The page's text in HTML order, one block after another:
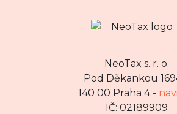
NeoTax s. r. o.
Pod Děkankou
140 00 Praha 4 -
IČ: 02189909